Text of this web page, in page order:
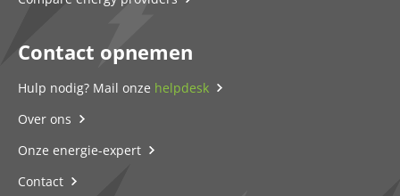
Contact opnemen
Hulp nodig? Mail onze helpdesk
Over ons
Onze energie-expert
Contact